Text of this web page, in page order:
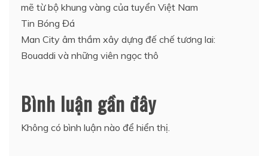
mẽ từ bộ khung vàng của tuyển Việt Nam
Tin Bóng Đá
Man City âm thầm xây dựng đế chế tương lai:
Bouaddi và những viên ngọc thô
Bình luận gần đây
Không có bình luận nào để hiển thị.